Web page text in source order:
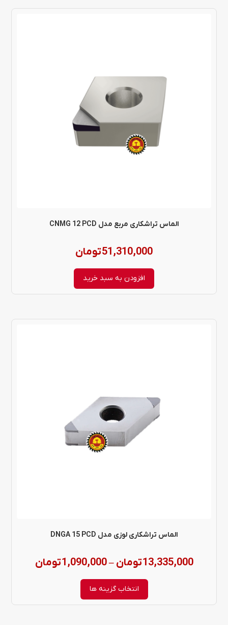
الماس تراشکاری مربع مدل CNMG 12 PCD
51,310,000تومان
افزودن به سبد خرید
الماس تراشکاری لوزی مدل DNGA 15 PCD
13,335,000تومان –
1,090,000تومان
انتخاب گزینه ها
محصول